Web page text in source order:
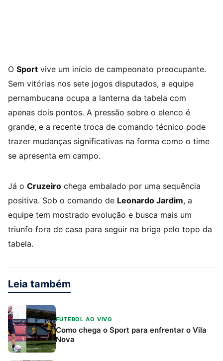
O Sport vive um início de campeonato preocupante.
Sem vitórias nos sete jogos disputados, a equipe
pernambucana ocupa a lanterna da tabela com
apenas dois pontos. A pressão sobre o elenco é
grande, e a recente troca de comando técnico pode
trazer mudanças significativas na forma como o time
se apresenta em campo.
Já o Cruzeiro chega embalado por uma sequência
positiva. Sob o comando de Leonardo Jardim, a
equipe tem mostrado evolução e busca mais um
triunfo fora de casa para seguir na briga pelo topo da
tabela.
Leia também
FUTEBOL AO VIVO
Como chega o Sport para enfrentar o Vila
Nova